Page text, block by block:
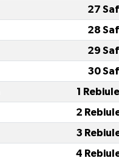
27
28
29
30
1
2
3
4